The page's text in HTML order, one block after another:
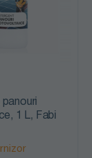
panouri
1 L, Fabi